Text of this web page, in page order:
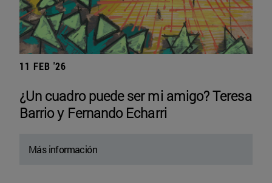
11 FEB '26
¿Un cuadro puede ser mi amigo? Teresa
Barrio y Fernando Echarri
Más información